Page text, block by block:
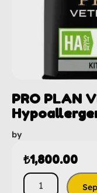
PRO PLAN
by
₺1,800.00